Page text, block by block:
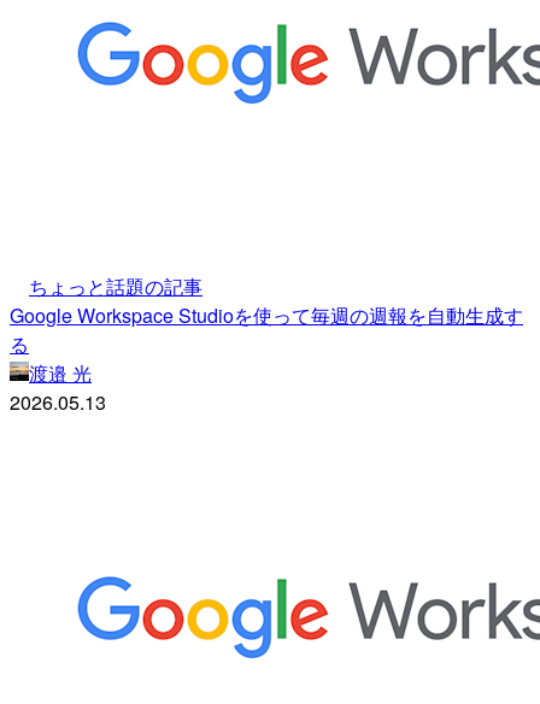
ちょっと話題の記事
Google Workspace Studioを使って毎週の週報を自動生成す
る
渡邉 光
2026.05.13